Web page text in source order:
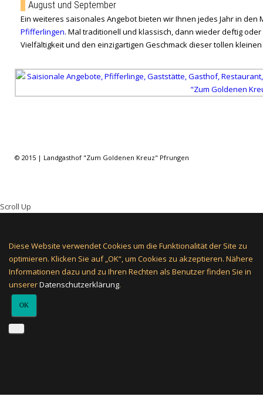
August und September
Ein weiteres saisonales Angebot bieten wir Ihnen jedes Jahr in
Pfifferlingen. Mal traditionell und klassisch, dann wieder deftig
Vielfältigkeit und den einzigartigen Geschmack dieser tollen kleinen
© 2015 | Landgasthof "Zum Goldenen Kreuz" Pfrungen
Scroll Up
Diese Website verwendet Cookies um die Funktionalität der Site zu
optimieren. Klicken Sie auf „OK“, um Cookies zu akzeptieren. Nähere
Informationen dazu und zu Ihren Rechten als Benutzer finden Sie in
unsererDatenschutzerklärung.
OK